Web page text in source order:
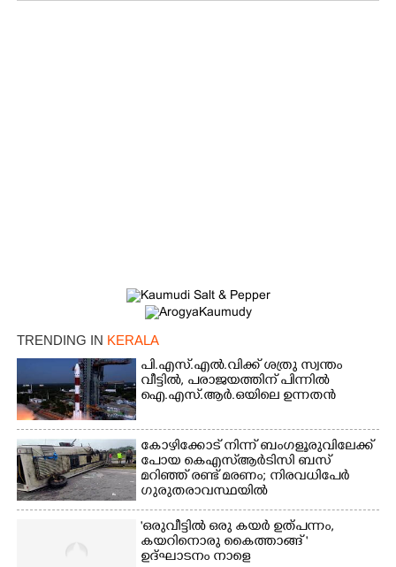
TRENDING IN KERALA
പി.എസ്.എൽ.വിക്ക് ശത്രു സ്വന്തം
വീട്ടിൽ,​ പരാജയത്തിന് പിന്നിൽ
ഐ.എസ്.ആർ.ഒയിലെ ഉന്നതൻ
കോഴിക്കോട് നിന്ന് ബംഗളൂരുവിലേക്ക്
പോയ കെഎസ്‌ആർടിസി ബസ്
മറിഞ്ഞ് രണ്ട് മരണം; നിരവധിപേർ
ഗുരുതരാവസ്ഥയിൽ
'ഒരുവീട്ടിൽ ഒരു കയർ ഉത്പന്നം,
കയറിനൊരു കൈത്താങ്ങ് '
ഉദ്ഘാടനം നാളെ